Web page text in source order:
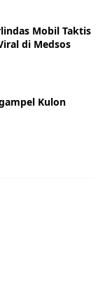
Mobil Taktis
di Medsos
Kulon